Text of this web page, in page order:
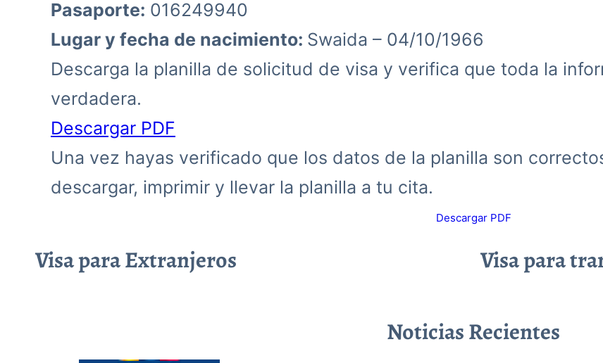
Pasaporte: 016249940
Lugar y fecha de nacimiento: Swaida – 04/10/1966
Descarga la planilla de solicitud de visa y verifica que toda la
verdadera.
Descargar PDF
Una vez hayas verificado que los datos de la planilla son
descargar, imprimir y llevar la planilla a tu cita.
Descargar PDF
Visa para Extranjeros Visa para
Noticias Recientes